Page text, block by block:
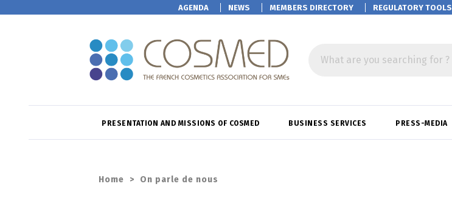
AGENDA NEWS MEMBERS DIRECTORY REGULATORY TOOLS
What are you searching for ?
PRESENTATION AND MISSIONS OF COSMED BUSINESS SERVICES PRESS-MEDIA
Home > On parle de nous